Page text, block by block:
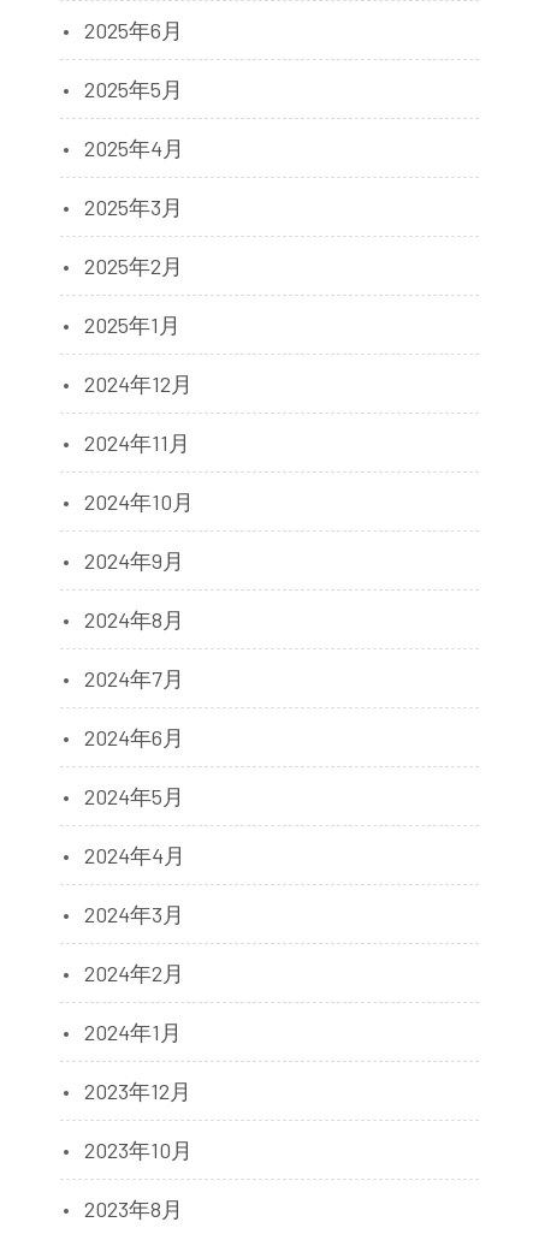
2025年6月
2025年5月
2025年4月
2025年3月
2025年2月
2025年1月
2024年12月
2024年11月
2024年10月
2024年9月
2024年8月
2024年7月
2024年6月
2024年5月
2024年4月
2024年3月
2024年2月
2024年1月
2023年12月
2023年10月
2023年8月